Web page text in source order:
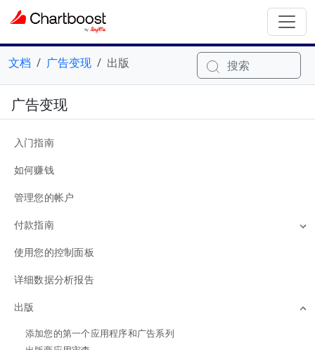
文档 广告变现 出版 搜索
广告变现
入门指南
如何赚钱
管理您的帐户
付款指南
使用您的控制面板
详细数据分析报告
出版
添加您的第一个应用程序和广告系列